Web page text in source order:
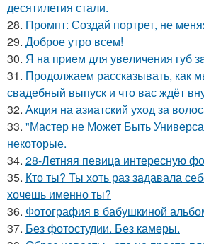
десятилетия стали.
28. Промпт: Создай портрет, не
29. Доброе утро всем!
30. Я нa пpиeм для увeличeния губ
31. Продолжаем рассказывать, как
свадебный выпуск и что вас ждёт
32. Акция на азиатский уход за
33. "Мастер не Может Быть
некоторые.
34. 28-Летняя певица интересную
35. Кто ты? Ты хоть раз задавала
хочешь именно ты?
36. Фотография в бабушкиной
37. Без фотостудии. Без камеры.